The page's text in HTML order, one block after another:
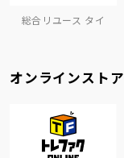
総合リユース タイ
オンラインストア